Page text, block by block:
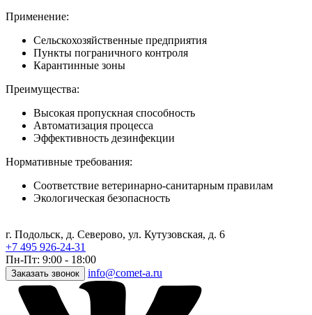
Применение:
Сельскохозяйственные предприятия
Пункты пограничного контроля
Карантинные зоны
Преимущества:
Высокая пропускная способность
Автоматизация процесса
Эффективность дезинфекции
Нормативные требования:
Соответствие ветеринарно-санитарным правилам
Экологическая безопасность
г. Подольск, д. Северово, ул. Кутузовская, д. 6
+7 495 926-24-31
Пн-Пт: 9:00 - 18:00
Заказать звонок info@comet-a.ru